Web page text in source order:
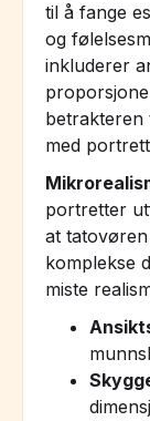
til å fange
og
inkluderer
betrakteren
med
portretter
at
komplekse
miste